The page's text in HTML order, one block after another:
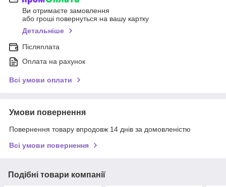
Ви отримаєте замовлення
або гроші повернуться на вашу картку
Детальніше
Післяплата
Оплата на рахунок
Всі умови оплати
Умови повернення
Повернення товару впродовж 14 днів за домовленістю
Всі умови повернення
Подібні товари компанії